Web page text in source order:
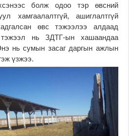
болж одоо тэр өвсний
хамгаалалтгүй, ашиглалтгүй
өвс тэжээлээ алдаад
нь ЗДТГ-ын хашаандаа
нь сумын засаг даргын ажлын
үзжээ.